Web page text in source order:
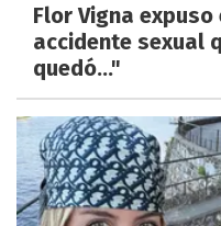
Flor Vigna
accidente sexual
quedó..."